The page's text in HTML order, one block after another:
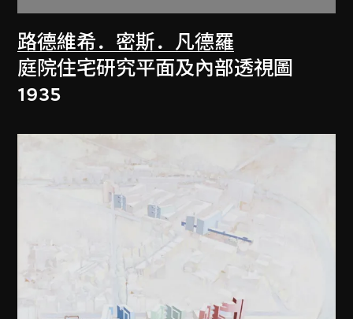
路德維希．密斯．凡德羅
庭院住宅研究平面及內部透視圖
1935